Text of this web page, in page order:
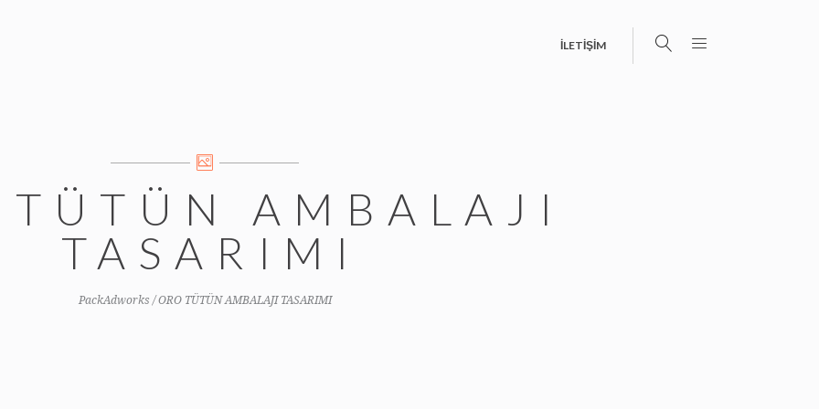
İLETİŞİM
TÜTÜN AMBALAJI
TASARIMI
PackAdworks /ORO TÜTÜN AMBALAJI TASARIMI